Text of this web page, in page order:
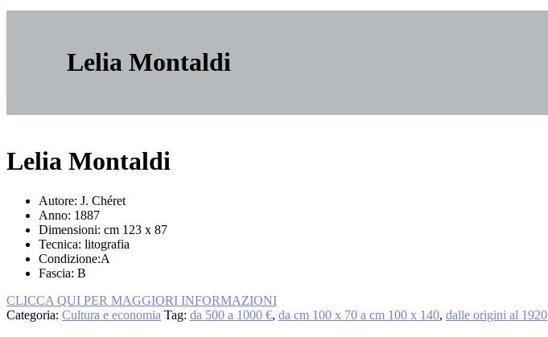
Lelia Montaldi
Lelia Montaldi
Autore: J. Chéret
Anno: 1887
Dimensioni: cm 123 x 87
Tecnica: litografia
Condizione:A
Fascia: B
Lelia
Montaldi
CLICCA QUI PER MAGGIORI INFORMAZIONI
Categoria: Cultura e economia Tag: da 500 a 1000 €, da cm 100 x 70 a cm 100 x 140, dalle origini al 1920